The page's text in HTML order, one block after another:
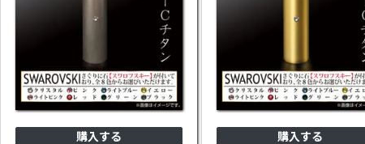
購入する 購入する